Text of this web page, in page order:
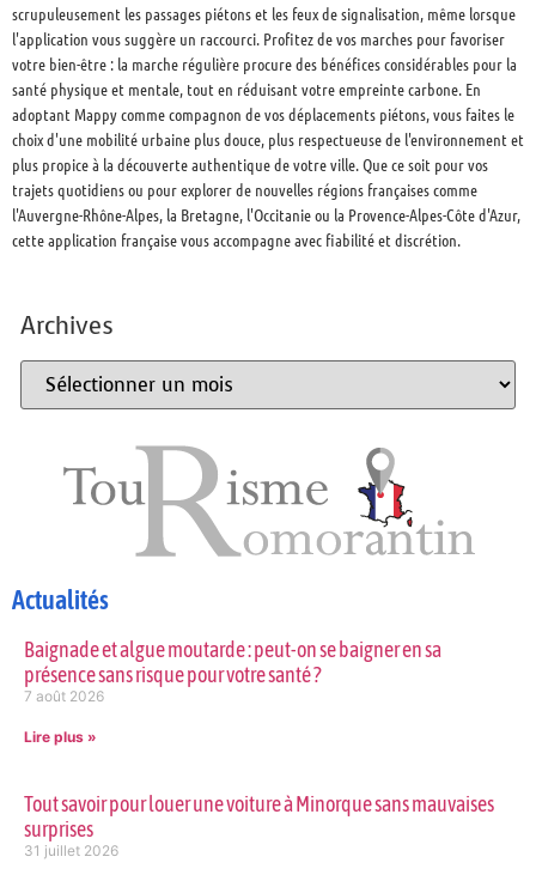
scrupuleusement les passages piétons et les feux de signalisation, même lorsque
l'application vous suggère un raccourci. Profitez de vos marches pour favoriser
votre bien-être : la marche régulière procure des bénéfices considérables pour la
santé physique et mentale, tout en réduisant votre empreinte carbone. En
adoptant Mappy comme compagnon de vos déplacements piétons, vous faites le
choix d'une mobilité urbaine plus douce, plus respectueuse de l'environnement et
plus propice à la découverte authentique de votre ville. Que ce soit pour vos
trajets quotidiens ou pour explorer de nouvelles régions françaises comme
l'Auvergne-Rhône-Alpes, la Bretagne, l'Occitanie ou la Provence-Alpes-Côte d'Azur,
cette application française vous accompagne avec fiabilité et discrétion.
Archives
Actualités
Baignade et algue moutarde : peut-on se baigner en sa
présence sans risque pour votre santé ?
7 août 2026
Lire plus »
Tout savoir pour louer une voiture à Minorque sans mauvaises
surprises
31 juillet 2026